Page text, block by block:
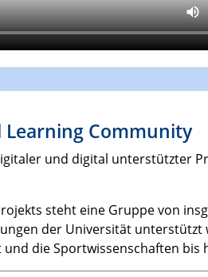
Learning Community
und digital unterstützter
steht eine Gruppe von
der Universität unterstützt
die Sportwissenschaften bis